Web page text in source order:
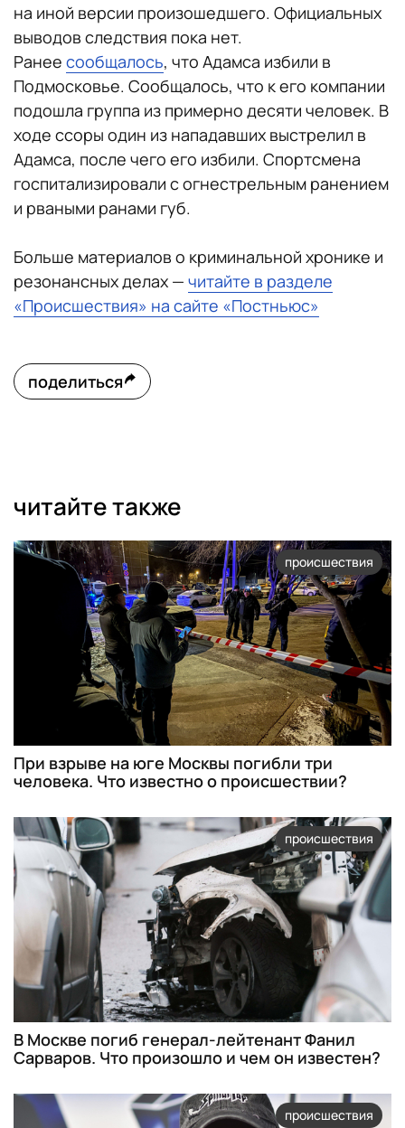
на иной версии произошедшего. Официальных
выводов следствия пока нет.
Ранее сообщалось, что Адамса избили в
Подмосковье. Сообщалось, что к его компании
подошла группа из примерно десяти человек. В
ходе ссоры один из нападавших выстрелил в
Адамса, после чего его избили. Спортсмена
госпитализировали с огнестрельным ранением
и рваными ранами губ.
Больше материалов о криминальной хронике и
резонансных делах — читайте в разделе
«Происшествия» на сайте «Постньюс»
поделиться
читайте также
происшествия
При взрыве на юге Москвы погибли три
человека. Что известно о происшествии?
происшествия
В Москве погиб генерал-лейтенант Фанил
Сарваров. Что произошло и чем он известен?
происшествия